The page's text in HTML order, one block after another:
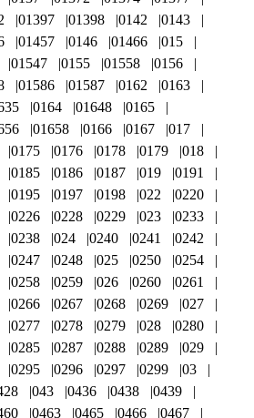
01397 01398 0142
0143
01457 0146 01466
015
01547 0155 01558
0156
01586 01587 0162
0163
0164 01648
0165
01658 0166 0167
017
0175 0176 0178 0179
018
0185 0186 0187 019
0191
0195 0197 0198 022
0220
0226 0228 0229 023
0233
0238 024 0240 0241
0242
0247 0248 025 0250
0254
0258 0259 026 0260
0261
0266 0267 0268 0269
027
0277 0278 0279 028
0280
0285 0287 0288 0289
029
0295 0296 0297 0299
03
043 0436 0438
0439
0463 0465 0466
0467